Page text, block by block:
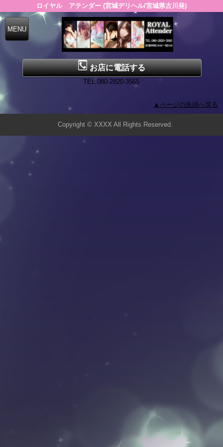
ロイヤル アテンダー (宮城デリヘル/宮城県古川発)
お店に電話する
TEL.080-2820-3565
▲ページの先頭へ戻る
Copyright © XXXX All Rights Reserved.